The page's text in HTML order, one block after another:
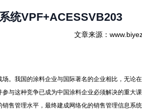
统VPF+ACESSVB203
文章来源：
。我国的涂料企业与国际著名的企业相比，无论
与这种竞争已成为中国涂料企业必须解决的重大
售管理水平，最终建成网络化的销售管理信息系统